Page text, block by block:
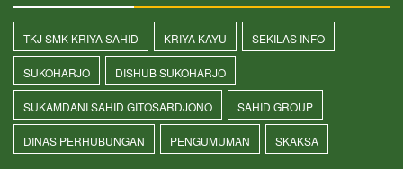
TKJ SMK KRIYA SAHID KRIYA KAYU SEKILAS INFO
SUKOHARJO DISHUB SUKOHARJO
SUKAMDANI SAHID GITOSARDJONO SAHID GROUP
DINAS PERHUBUNGAN PENGUMUMAN SKAKSA